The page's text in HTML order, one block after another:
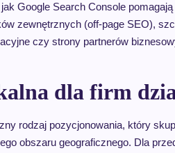
Google Search Console
zewnętrznych (off-page SEO),
czy strony partnerów
dla firm
rodzaj pozycjonowania, który
obszaru geograficznego. Dla